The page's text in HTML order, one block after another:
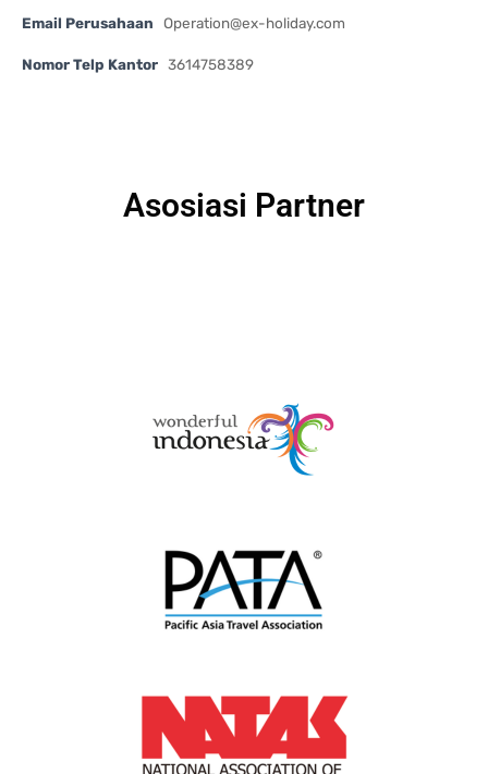
Email Perusahaan Operation@ex-holiday.com
Nomor Telp Kantor 3614758389
Asosiasi Partner